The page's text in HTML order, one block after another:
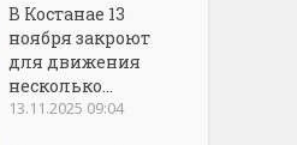
В Костанае 13
ноября закроют
для движения
несколько...
13.11.2025 09:04